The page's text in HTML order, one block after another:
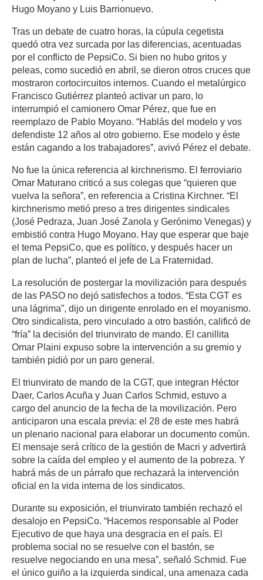
Hugo Moyano y Luis Barrionuevo.
Tras un debate de cuatro horas, la cúpula cegetista
quedó otra vez surcada por las diferencias, acentuadas
por el conflicto de PepsiCo. Si bien no hubo gritos y
peleas, como sucedió en abril, se dieron otros cruces que
mostraron cortocircuitos internos. Cuando el metalúrgico
Francisco Gutiérrez planteó activar un paro, lo
interrumpió el camionero Omar Pérez, que fue en
reemplazo de Pablo Moyano. “Hablás del modelo y vos
defendiste 12 años al otro gobierno. Ese modelo y éste
están cagando a los trabajadores”, avivó Pérez el debate.
No fue la única referencia al kirchnerismo. El ferroviario
Omar Maturano criticó a sus colegas que “quieren que
vuelva la señora”, en referencia a Cristina Kirchner. “El
kirchnerismo metió preso a tres dirigentes sindicales
(José Pedraza, Juan José Zanola y Gerónimo Venegas) y
embistió contra Hugo Moyano. Hay que esperar que baje
el tema PepsiCo, que es político, y después hacer un
plan de lucha”, planteó el jefe de La Fraternidad.
La resolución de postergar la movilización para después
de las PASO no dejó satisfechos a todos. “Esta CGT es
una lágrima”, dijo un dirigente enrolado en el moyanismo.
Otro sindicalista, pero vinculado a otro bastión, calificó de
“fría” la decisión del triunvirato de mando. El canillita
Omar Plaini expuso sobre la intervención a su gremio y
también pidió por un paro general.
El triunvirato de mando de la CGT, que integran Héctor
Daer, Carlos Acuña y Juan Carlos Schmid, estuvo a
cargo del anuncio de la fecha de la movilización. Pero
anticiparon una escala previa: el 28 de este mes habrá
un plenario nacional para elaborar un documento común.
El mensaje será crítico de la gestión de Macri y advertirá
sobre la caída del empleo y el aumento de la pobreza. Y
habrá más de un párrafo que rechazará la intervención
oficial en la vida interna de los sindicatos.
Durante su exposición, el triunvirato también rechazó el
desalojo en PepsiCo. “Hacemos responsable al Poder
Ejecutivo de que haya una desgracia en el país. El
problema social no se resuelve con el bastón, se
resuelve negociando en una mesa”, señaló Schmid. Fue
el único guiño a la izquierda sindical, una amenaza cada